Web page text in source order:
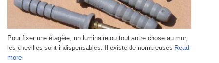
Pour fixer une étagère, un luminaire ou tout autre chose au mur,
les chevilles sont indispensables. Il existe de nombreuses Read
more